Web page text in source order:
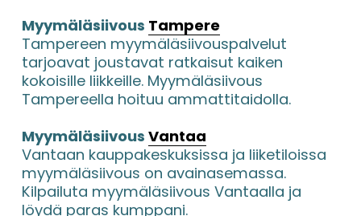
Myymäläsiivous Tampere
Tampereen myymäläsiivouspalvelut
tarjoavat joustavat ratkaisut kaiken
kokoisille liikkeille. Myymäläsiivous
Tampereella hoituu ammattitaidolla.
Myymäläsiivous Vantaa
Vantaan kauppakeskuksissa ja liiketiloissa
myymäläsiivous on avainasemassa.
Kilpailuta myymäläsiivous Vantaalla ja
löydä paras kumppani.